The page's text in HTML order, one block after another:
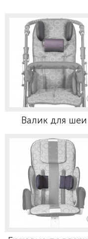
Валик для шеи